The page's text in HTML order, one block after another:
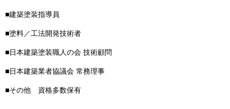
■建築塗装指導員
■塗料／工法開発技術者
■日本建築塗装職人の会 技術顧問
■日本建築業者協議会 常務理事
■その他 資格多数保有